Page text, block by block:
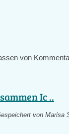
von
Ic ..
von Marisa